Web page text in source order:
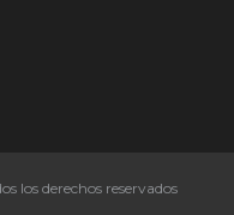
los derechos reservados